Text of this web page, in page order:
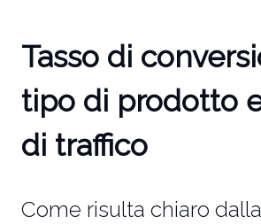
Tasso di
tipo di prodotto
di traffico
Come risulta chiaro dalla